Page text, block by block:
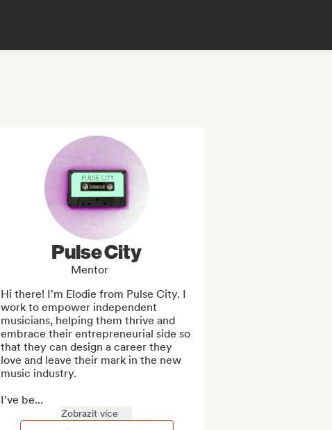
Pulse City
Mentor
Hi there! I'm Elodie from Pulse City. I
work to empower independent
musicians, helping them thrive and
embrace their entrepreneurial side so
that they can design a career they
love and leave their mark in the new
music industry.
I've be...
Zobrazit více